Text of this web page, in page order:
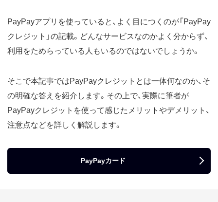
PayPayアプリを使っていると、よく目につくのが「PayPay
クレジット」の記載。どんなサービスなのかよく分からず、
利用をためらっている人もいるのではないでしょうか。
そこで本記事ではPayPayクレジットとは一体何なのか、そ
の明確な答えを紹介します。その上で、実際に筆者が
PayPayクレジットを使って感じたメリットやデメリット、
注意点などを詳しく解説します。
PayPayカード